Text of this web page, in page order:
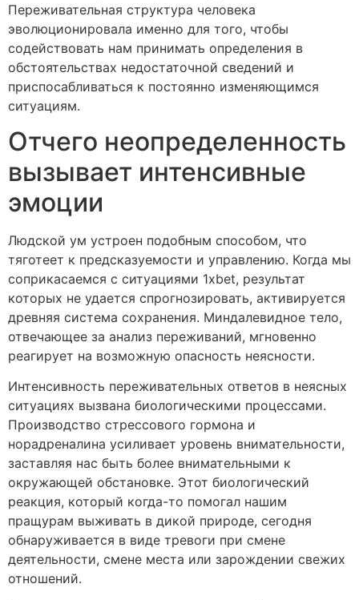
Переживательная структура человека
эволюционировала именно для того, чтобы
содействовать нам принимать определения в
обстоятельствах недостаточной сведений и
приспосабливаться к постоянно изменяющимся
ситуациям.
Отчего неопределенность
вызывает интенсивные
эмоции
Людской ум устроен подобным способом, что
тяготеет к предсказуемости и управлению. Когда мы
соприкасаемся с ситуациями 1xbet, результат
которых не удается спрогнозировать, активируется
древняя система сохранения. Миндалевидное тело,
отвечающее за анализ переживаний, мгновенно
реагирует на возможную опасность неясности.
Интенсивность переживательных ответов в неясных
ситуациях вызвана биологическими процессами.
Производство стрессового гормона и
норадреналина усиливает уровень внимательности,
заставляя нас быть более внимательными к
окружающей обстановке. Этот биологический
реакция, который когда-то помогал нашим
пращурам выживать в дикой природе, сегодня
обнаруживается в виде тревоги при смене
деятельности, смене места или зарождении свежих
отношений.